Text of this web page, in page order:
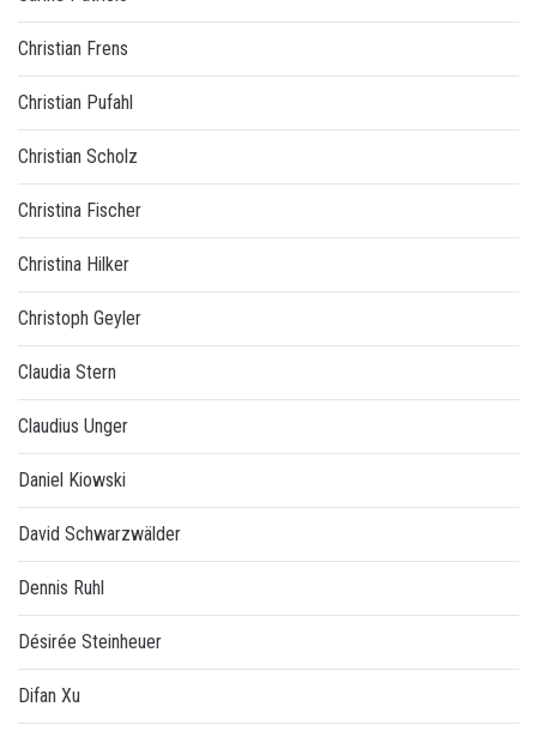
Christian Frens
Christian Pufahl
Christian Scholz
Christina Fischer
Christina Hilker
Christoph Geyler
Claudia Stern
Claudius Unger
Daniel Kiowski
David Schwarzwälder
Dennis Ruhl
Désirée Steinheuer
Difan Xu